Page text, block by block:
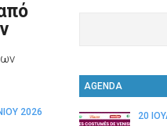
2026
AGENDA
20